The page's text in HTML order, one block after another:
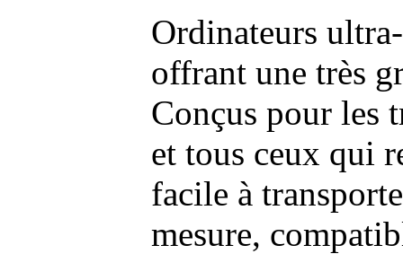
Ordinateurs
offrant une très
Conçus pour les
et tous ceux qui
facile à
mesure,